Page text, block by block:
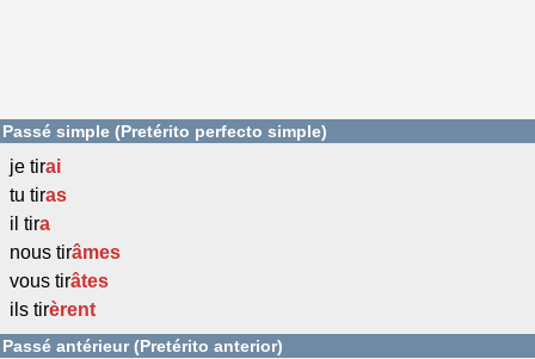
Passé simple (Pretérito perfecto simple)
je tirai
tu tiras
il tira
nous tirâmes
vous tirâtes
ils tirèrent
Passé antérieur (Pretérito anterior)